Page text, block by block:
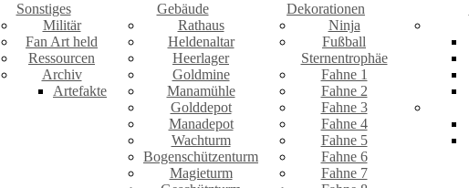
Sonstiges
Militär
Fan Art held
Ressourcen
Archiv
Artefakte
Gebäude
Rathaus
Heldenaltar
Heerlager
Goldmine
Manamühle
Golddepot
Manadepot
Wachturm
Bogenschützenturm
Magieturm
Dekorationen
Ninja
Fußball
Sternentrophäe
Fahne 1
Fahne 2
Fahne 3
Fahne 4
Fahne 5
Fahne 6
Fahne 7